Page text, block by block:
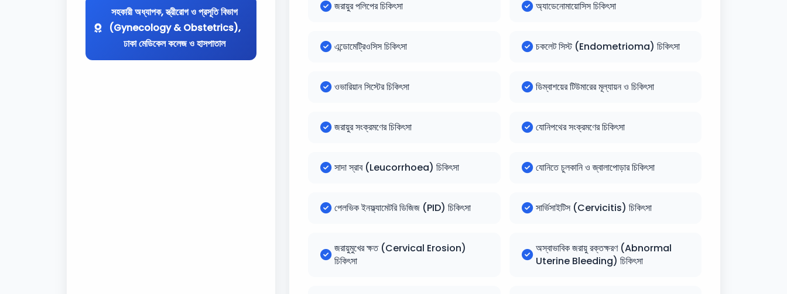
সহকারী অধ্যাপক, স্ত্রীরোগ ও প্রসূতি বিভাগ
(Gynecology & Obstetrics),
ঢাকা মেডিকেল কলেজ ও হাসপাতাল
জরায়ুর পলিপের চিকিৎসা অ্যাডেনোমায়োসিস চিকিৎসা
এন্ডোমেট্রিওসিস চিকিৎসা চকলেট সিস্ট (Endometrioma) চিকিৎসা
ওভারিয়ান সিস্টের চিকিৎসা ডিম্বাশয়ের টিউমারের মূল্যায়ন ও চিকিৎসা
জরায়ুর সংক্রমণের চিকিৎসা যোনিপথের সংক্রমণের চিকিৎসা
সাদা স্রাব (Leucorrhoea) চিকিৎসা যোনিতে চুলকানি ও জ্বালাপোড়ার চিকিৎসা
পেলভিক ইনফ্ল্যামেটরি ডিজিজ (PID) চিকিৎসা সার্ভিসাইটিস (Cervicitis) চিকিৎসা
জরায়ুমুখের ক্ষত (Cervical Erosion)
চিকিৎসা
অস্বাভাবিক জরায়ু রক্তক্ষরণ (Abnormal
Uterine Bleeding) চিকিৎসা